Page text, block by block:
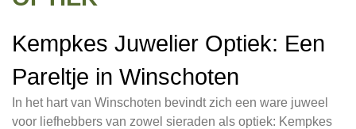
Kempkes Juwelier Optiek: Een
Pareltje in Winschoten
In het hart van Winschoten bevindt zich een ware juweel
voor liefhebbers van zowel sieraden als optiek: Kempkes